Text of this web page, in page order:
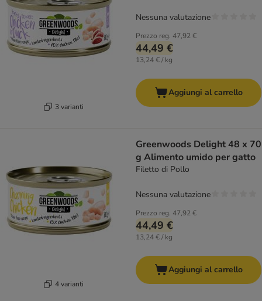
3 varianti
Prezzo reg. 47,92 €
44,49 €
13,24 € / kg
Nessuna valutazione
Aggiungi al carrello
4 varianti
Greenwoods Delight 48 x 70
g Alimento umido per gatto
Filetto di Pollo
Prezzo reg. 47,92 €
44,49 €
13,24 € / kg
Nessuna valutazione
Aggiungi al carrello